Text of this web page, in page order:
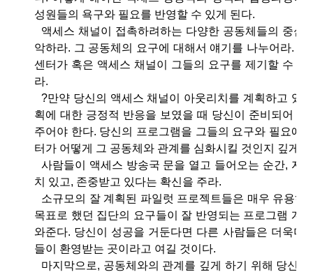
성원들의 욕구와 필요를 반영할 수 있게 된다.
액세스 채널이 접촉하려하는 다양한 공동체들의 중심
악하라. 그 공동체의 요구에 대해서 얘기를 나누어라. 그
센터가 혹은 액세스 채널이 그들의 요구를 제기할 수 있
라.
?만약 당신의 액세스 채널이 아웃리치를 계획하고 있
획에 대한 긍정적 반응을 보였을 때 당신이 준비되어 있
주어야 한다. 당신의 프로그램을 그들의 요구와 필요에
터가 어떻게 그 공동체와 관계를 심화시킬 것인지 깊게
사람들이 액세스 방송국 문을 열고 들어오는 순간, 자
치 있고, 존중받고 있다는 확신을 주라.
소규모의 잘 계획된 파일럿 프로젝트들은 매우 유용하
목표로 했던 집단의 요구들이 잘 반영되는 프로그램 계
와준다. 당신이 성공을 거둔다면 다른 사람들은 더욱더
들이 환영받는 곳이라고 여길 것이다.
마지막으로, 공동체와의 관계를 깊게 하기 위해 당신